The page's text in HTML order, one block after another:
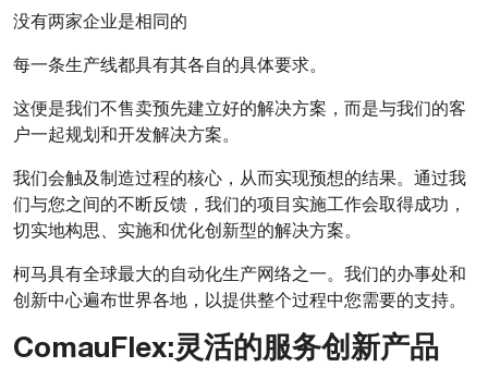
没有两家企业是相同的
每一条生产线都具有其各自的具体要求。
这便是我们不售卖预先建立好的解决方案，而是与我们的客
户一起规划和开发解决方案。
我们会触及制造过程的核心，从而实现预想的结果。通过我
们与您之间的不断反馈，我们的项目实施工作会取得成功，
切实地构思、实施和优化创新型的解决方案。
柯马具有全球最大的自动化生产网络之一。我们的办事处和
创新中心遍布世界各地，以提供整个过程中您需要的支持。
ComauFlex:灵活的服务创新产品